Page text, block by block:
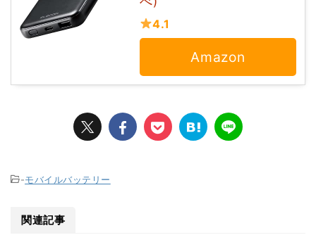
4.1
Amazon
-モバイルバッテリー
関連記事